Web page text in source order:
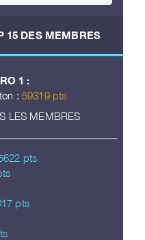
15 DES MEMBRES
1 :
: 59319 pts
LES MEMBRES
pts
pts